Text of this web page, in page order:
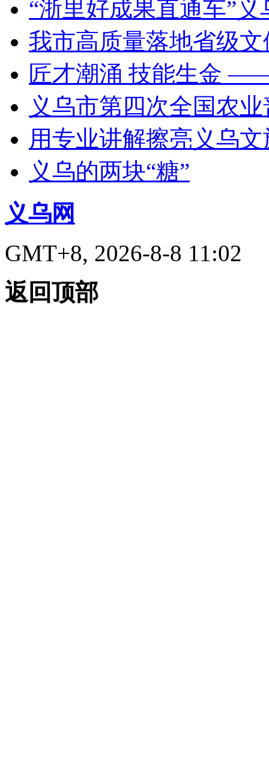
“浙里好成果直通车”
我市高质量落地省级
匠才潮涌 技能生金
义乌市第四次全国农
用专业讲解擦亮义乌
义乌的两块“糖”
义乌网
GMT+8, 2026-8-8 11:02
返回顶部